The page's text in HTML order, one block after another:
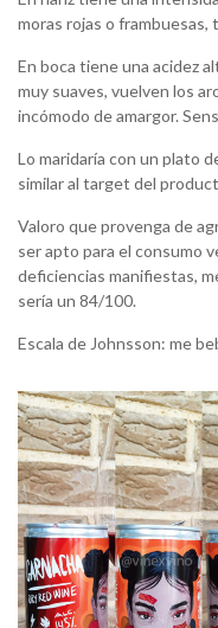
moras rojas o frambuesas,
En boca tiene una acidez
muy suaves, vuelven los
incómodo de amargor.
Lo maridaría con un plato
similar al target del
Valoro que provenga de
ser apto para el consumo
deficiencias manifiestas,
sería un 84/100.
Escala de Johnsson: me